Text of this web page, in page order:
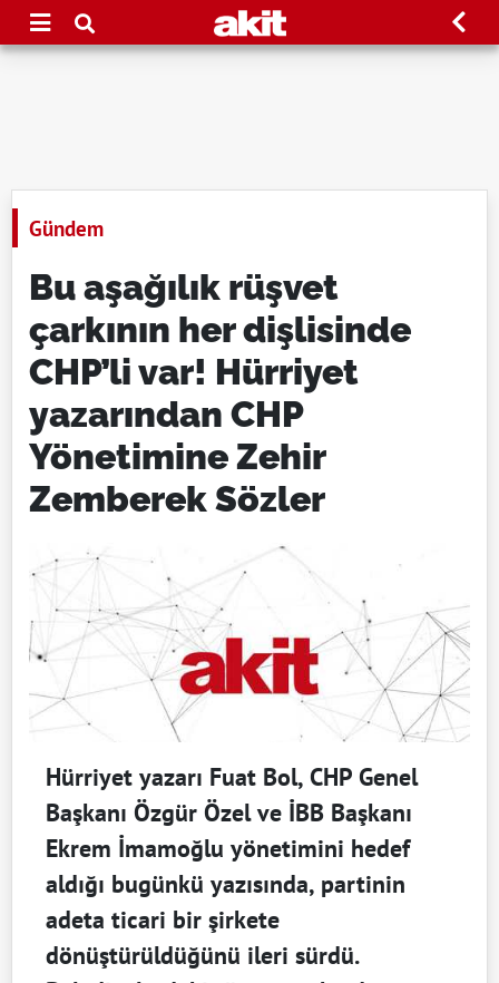
Gündem
Bu aşağılık rüşvet
çarkının her dişlisinde
CHP’li var! Hürriyet
yazarından CHP
Yönetimine Zehir
Zemberek Sözler
Hürriyet yazarı Fuat Bol, CHP Genel
Başkanı Özgür Özel ve İBB Başkanı
Ekrem İmamoğlu yönetimini hedef
aldığı bugünkü yazısında, partinin
adeta ticari bir şirkete
dönüştürüldüğünü ileri sürdü.